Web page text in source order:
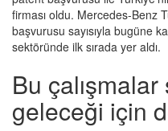
firması oldu. Mercedes-Benz
başvurusu sayısıyla bugüne
sektöründe ilk sırada yer aldı.
Bu
geleceği için